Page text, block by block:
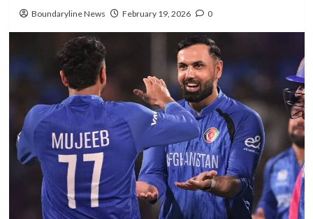
Boundaryline News February 19, 2026 0